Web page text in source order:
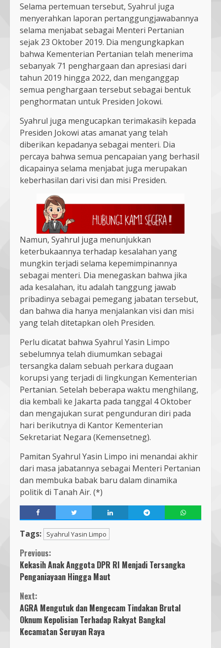
Selama pertemuan tersebut, Syahrul juga
menyerahkan laporan pertanggungjawabannya
selama menjabat sebagai Menteri Pertanian
sejak 23 Oktober 2019. Dia mengungkapkan
bahwa Kementerian Pertanian telah menerima
sebanyak 71 penghargaan dan apresiasi dari
tahun 2019 hingga 2022, dan menganggap
semua penghargaan tersebut sebagai bentuk
penghormatan untuk Presiden Jokowi.
Syahrul juga mengucapkan terimakasih kepada
Presiden Jokowi atas amanat yang telah
diberikan kepadanya sebagai menteri. Dia
percaya bahwa semua pencapaian yang berhasil
dicapainya selama menjabat juga merupakan
keberhasilan dari visi dan misi Presiden.
Namun, Syahrul juga menunjukkan
keterbukaannya terhadap kesalahan yang
mungkin terjadi selama kepemimpinannya
sebagai menteri. Dia menegaskan bahwa jika
ada kesalahan, itu adalah tanggung jawab
pribadinya sebagai pemegang jabatan tersebut,
dan bahwa dia hanya menjalankan visi dan misi
yang telah ditetapkan oleh Presiden.
Perlu dicatat bahwa Syahrul Yasin Limpo
sebelumnya telah diumumkan sebagai
tersangka dalam sebuah perkara dugaan
korupsi yang terjadi di lingkungan Kementerian
Pertanian. Setelah beberapa waktu menghilang,
dia kembali ke Jakarta pada tanggal 4 Oktober
dan mengajukan surat pengunduran diri pada
hari berikutnya di Kantor Kementerian
Sekretariat Negara (Kemensetneg).
Pamitan Syahrul Yasin Limpo ini menandai akhir
dari masa jabatannya sebagai Menteri Pertanian
dan membuka babak baru dalam dinamika
politik di Tanah Air. (*)
Tags: Syahrul Yasin Limpo
Continue
Reading
Previous:
Kekasih Anak Anggota DPR RI Menjadi Tersangka
Penganiayaan Hingga Maut
Next:
AGRA Mengutuk dan Mengecam Tindakan Brutal
Oknum Kepolisian Terhadap Rakyat Bangkal
Kecamatan Seruyan Raya